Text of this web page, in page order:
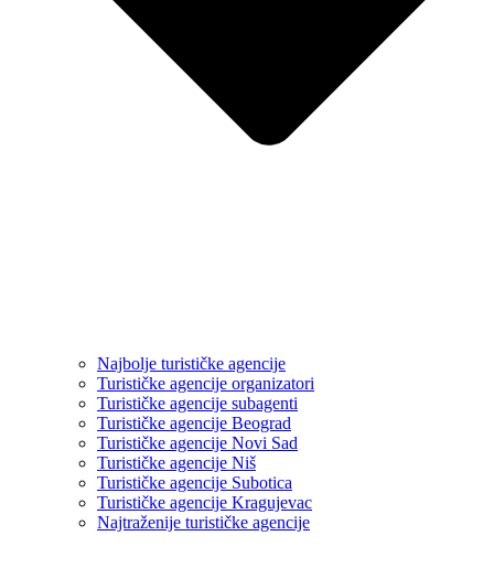
Najbolje turističke agencije
Turističke agencije organizatori
Turističke agencije subagenti
Turističke agencije Beograd
Turističke agencije Novi Sad
Turističke agencije Niš
Turističke agencije Subotica
Turističke agencije Kragujevac
Najtraženije turističke agencije